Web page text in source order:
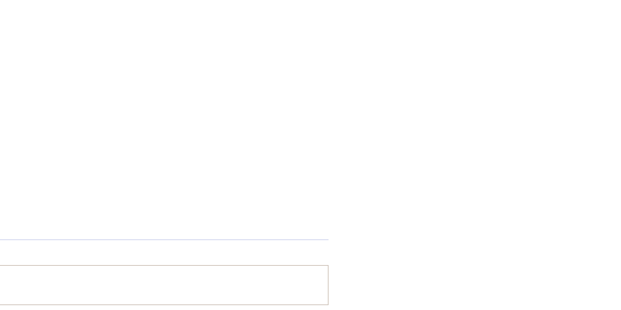
hình thành nhân cách và rèn luyện
LUẬT TRẺ EM
2016. Văn bản này hướng dẫn việc...